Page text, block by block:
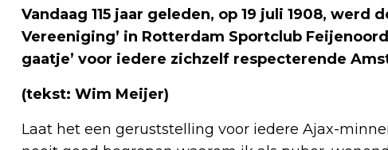
Vandaag 115 jaar geleden, op 19 juli 1908, werd
Vereeniging’ in Rotterdam Sportclub
gaatje’ voor iedere zichzelf respecterende
(tekst: Wim Meijer)
Laat het een geruststelling voor iedere Ajax-